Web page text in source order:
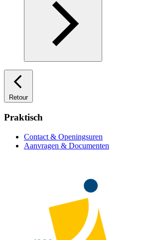
Retour
Praktisch
Contact & Openingsuren
Aanvragen & Documenten